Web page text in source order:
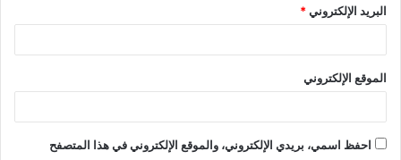
البريد الإلكتروني*
الموقع الإلكتروني
احفظ اسمي، بريدي الإلكتروني، والموقع الإلكتروني في هذا المتصفح